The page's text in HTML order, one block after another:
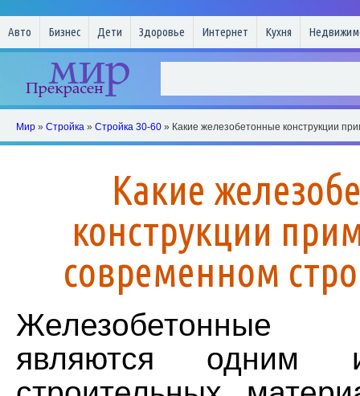
Авто Бизнес Дети Здоровье Интернет Кухня
Мир » Стройка » Стройка 30-60 » Какие железобетонные конструкции
Какие
конструкции
современном
Железобетонные
являются одним